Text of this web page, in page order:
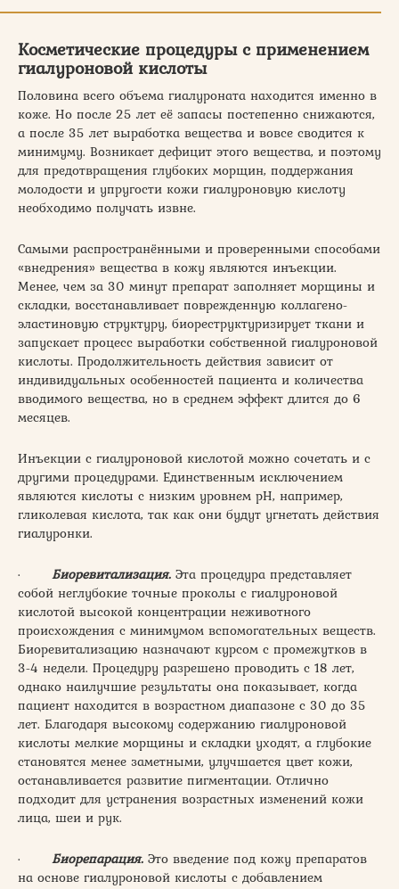
Косметические процедуры с применением
гиалуроновой кислоты
Половина всего объема гиалуроната находится именно в
коже. Но после 25 лет её запасы постепенно снижаются,
а после 35 лет выработка вещества и вовсе сводится к
минимуму. Возникает дефицит этого вещества, и поэтому
для предотвращения глубоких морщин, поддержания
молодости и упругости кожи гиалуроновую кислоту
необходимо получать извне.
Самыми распространёнными и проверенными способами
«внедрения» вещества в кожу являются инъекции.
Менее, чем за 30 минут препарат заполняет морщины и
складки, восстанавливает поврежденную коллагено-
эластиновую структуру, биореструктуризирует ткани и
запускает процесс выработки собственной гиалуроновой
кислоты. Продолжительность действия зависит от
индивидуальных особенностей пациента и количества
вводимого вещества, но в среднем эффект длится до 6
месяцев.
Инъекции с гиалуроновой кислотой можно сочетать и с
другими процедурами. Единственным исключением
являются кислоты с низким уровнем рН, например,
гликолевая кислота, так как они будут угнетать действия
гиалуронки.
· Биоревитализация. Эта процедура представляет
собой неглубокие точные проколы с гиалуроновой
кислотой высокой концентрации неживотного
происхождения с минимумом вспомогательных веществ.
Биоревитализацию назначают курсом с промежутков в
3-4 недели. Процедуру разрешено проводить с 18 лет,
однако наилучшие результаты она показывает, когда
пациент находится в возрастном диапазоне с 30 до 35
лет. Благодаря высокому содержанию гиалуроновой
кислоты мелкие морщины и складки уходят, а глубокие
становятся менее заметными, улучшается цвет кожи,
останавливается развитие пигментации. Отлично
подходит для устранения возрастных изменений кожи
лица, шеи и рук.
· Биорепарация. Это введение под кожу препаратов
на основе гиалуроновой кислоты с добавлением